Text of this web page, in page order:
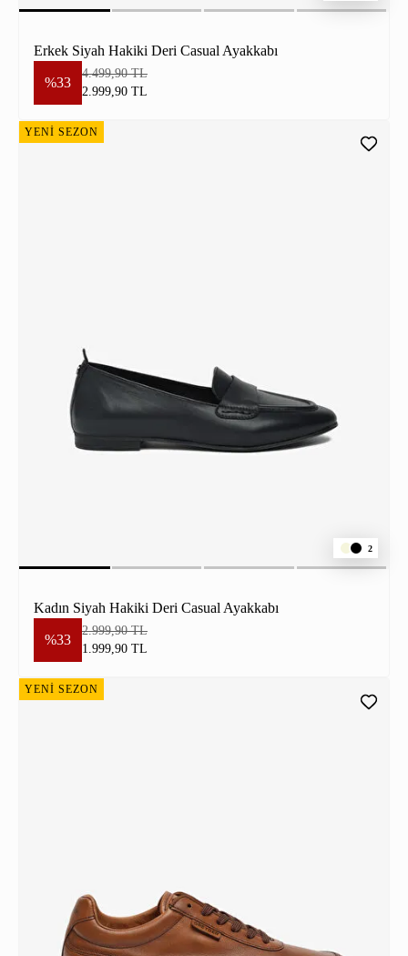
Erkek Siyah Hakiki Deri Casual Ayakkabı
%33
4.499,90 TL
2.999,90 TL
YENİ SEZON
2
Kadın Siyah Hakiki Deri Casual Ayakkabı
%33
2.999,90 TL
1.999,90 TL
YENİ SEZON